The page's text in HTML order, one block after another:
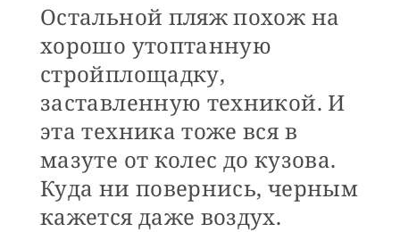
Остальной пляж похож на
хорошо утоптанную
стройплощадку,
заставленную техникой. И
эта техника тоже вся в
мазуте от колес до кузова.
Куда ни повернись, черным
кажется даже воздух.